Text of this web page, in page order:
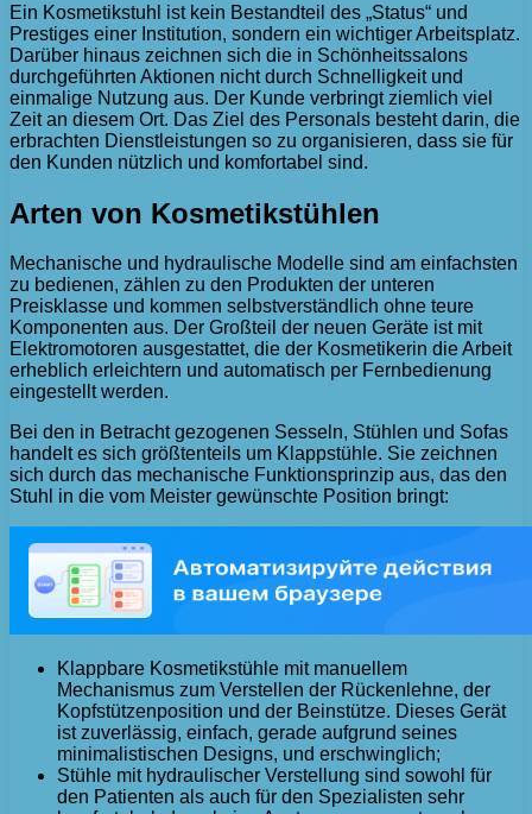
Ein Kosmetikstuhl ist kein Bestandteil des „Status“ und
Prestiges einer Institution, sondern ein wichtiger Arbeitsplatz.
Darüber hinaus zeichnen sich die in Schönheitssalons
durchgeführten Aktionen nicht durch Schnelligkeit und
einmalige Nutzung aus. Der Kunde verbringt ziemlich viel
Zeit an diesem Ort. Das Ziel des Personals besteht darin, die
erbrachten Dienstleistungen so zu organisieren, dass sie für
den Kunden nützlich und komfortabel sind.
Arten von Kosmetikstühlen
Mechanische und hydraulische Modelle sind am einfachsten
zu bedienen, zählen zu den Produkten der unteren
Preisklasse und kommen selbstverständlich ohne teure
Komponenten aus. Der Großteil der neuen Geräte ist mit
Elektromotoren ausgestattet, die der Kosmetikerin die Arbeit
erheblich erleichtern und automatisch per Fernbedienung
eingestellt werden.
Bei den in Betracht gezogenen Sesseln, Stühlen und Sofas
handelt es sich größtenteils um Klappstühle. Sie zeichnen
sich durch das mechanische Funktionsprinzip aus, das den
Stuhl in die vom Meister gewünschte Position bringt:
Klappbare Kosmetikstühle mit manuellem
Mechanismus zum Verstellen der Rückenlehne, der
Kopfstützenposition und der Beinstütze. Dieses Gerät
ist zuverlässig, einfach, gerade aufgrund seines
minimalistischen Designs, und erschwinglich;
Stühle mit hydraulischer Verstellung sind sowohl für
den Patienten als auch für den Spezialisten sehr